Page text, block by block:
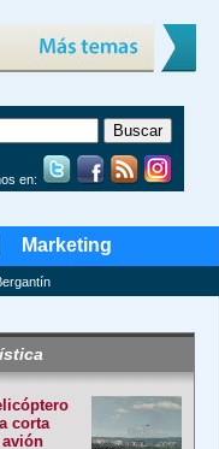
en:
Marketing
corta